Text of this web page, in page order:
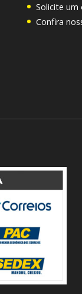
Solicite um
Confira